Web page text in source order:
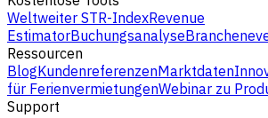
Weltweiter STR-IndexRevenue
EstimatorBuchungsanalyse
Ressourcen
BlogKundenreferenzenMarktdaten
für FerienvermietungenWebinar zu
Support